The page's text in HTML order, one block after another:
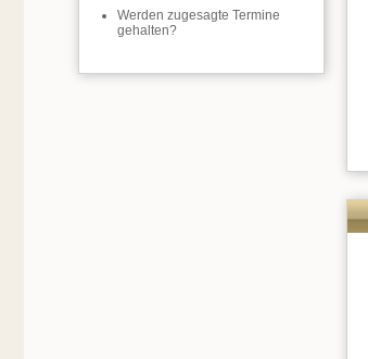
Werden zugesagte Termine
gehalten?